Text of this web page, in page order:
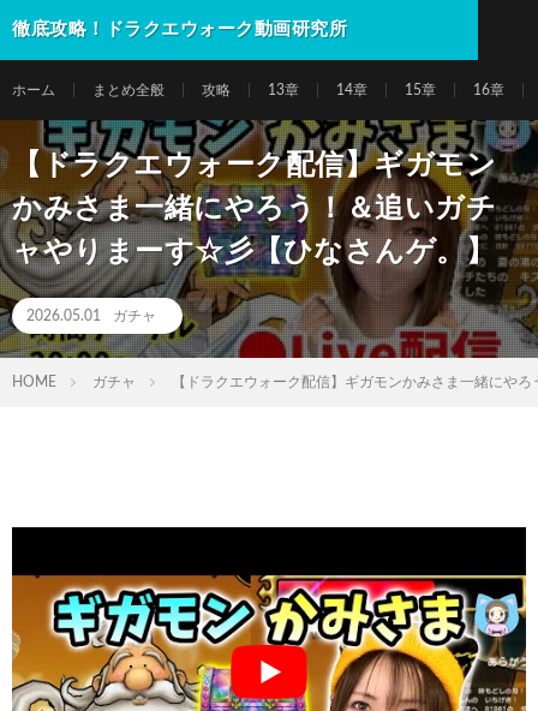
徹底攻略！ドラクエウォーク動画研究所
ホーム まとめ全般 攻略 13章 14章 15章 16章
【ドラクエウォーク配信】ギガモン
かみさま一緒にやろう！＆追いガチ
ャやりまーす☆彡【ひなさんゲ。】
2026.05.01 ガチャ
HOME ガチャ 【ドラクエウォーク配信】ギガモンかみさま一緒にや